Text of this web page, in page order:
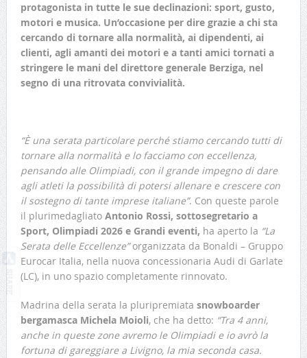
protagonista in tutte le sue declinazioni: sport, gusto,
motori e musica. Un’occasione per dire grazie a chi sta
cercando di tornare alla normalità, ai dipendenti, ai
clienti, agli amanti dei motori e a tanti amici tornati a
stringere le mani del direttore generale Berziga, nel
segno di una ritrovata convivialità.
“È una serata particolare perché stiamo cercando tutti di
tornare alla normalità e lo facciamo con eccellenza,
pensando alle Olimpiadi, con il grande impegno di dare
agli atleti la possibilità di potersi allenare e crescere con
il sostegno di tante imprese italiane”. Con queste parole
il plurimedagliato Antonio Rossi, sottosegretario a
Sport, Olimpiadi 2026 e Grandi eventi, ha aperto la “La
Serata delle Eccellenze”organizzata da Bonaldi – Gruppo
Eurocar Italia, nella nuova concessionaria Audi di Garlate
(LC), in uno spazio completamente rinnovato.
Madrina della serata la pluripremiata snowboarder
bergamascaMichela Moioli, che ha detto: “Tra 4 anni,
anche in queste zone avremo le Olimpiadi e io avrò la
fortuna di gareggiare a Livigno, la mia seconda casa.